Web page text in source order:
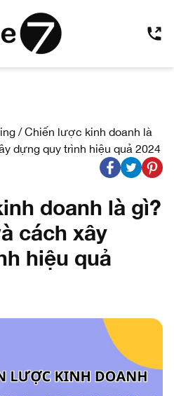
/Chiến lược kinh doanh là
dựng quy trình hiệu quả 2024
doanh là gì?
cách xây
hiệu quả